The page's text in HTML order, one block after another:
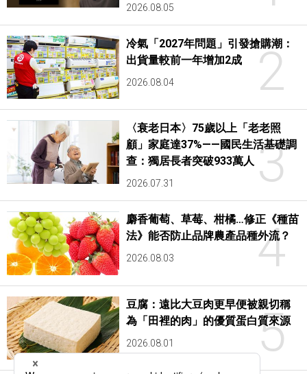
2026.08.05
2
冷氣「2027年問題」引發搶購潮：
出貨量較前一年增加2成
2026.08.04
3
〈衰老日本〉75歲以上「老老照
顧」家庭達37%——國民生活基礎調
查：獨居長者突破933萬人
2026.07.31
4
麝香葡萄、草莓、柑橘…修正《種苗
法》能否防止品牌農產品種外流？
2026.08.03
5
豆腐：遠比大豆肉更早便被親切稱
為「田裡的肉」的優質蛋白質來源
2026.08.01